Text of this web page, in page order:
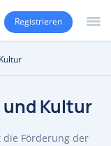
Registrieren
Kultur
Förderung der